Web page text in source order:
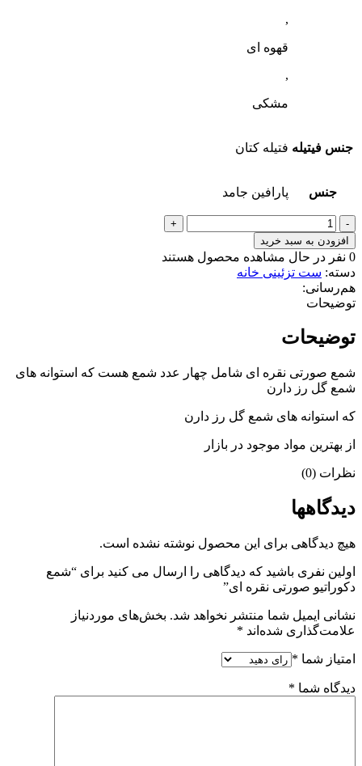
,
قهوه ای
,
مشکی
جنس فیتیله فتیله کتان
جنس پارافین جامد
شمع
دکوراتیو
صورتی
نقره
عدد
افزودن به سبد خرید
0 نفر در حال مشاهده محصول هستند
دسته: ست تزئینی خانه
هم‌رسانی:
توضیحات
توضیحات
شمع صورتی نقره ای شامل چهار عدد شمع هست که استوانه های
شمع گل رز دارن
که استوانه های شمع گل رز دارن
از بهترین مواد موجود در بازار
نظرات (0)
دیدگاهها
هیچ دیدگاهی برای این محصول نوشته نشده است.
اولین نفری باشید که دیدگاهی را ارسال می کنید برای “شمع
دکوراتیو صورتی نقره ای”
نشانی ایمیل شما منتشر نخواهد شد. بخش‌های موردنیاز
علامت‌گذاری شده‌اند *
امتیاز شما *
دیدگاه شما *